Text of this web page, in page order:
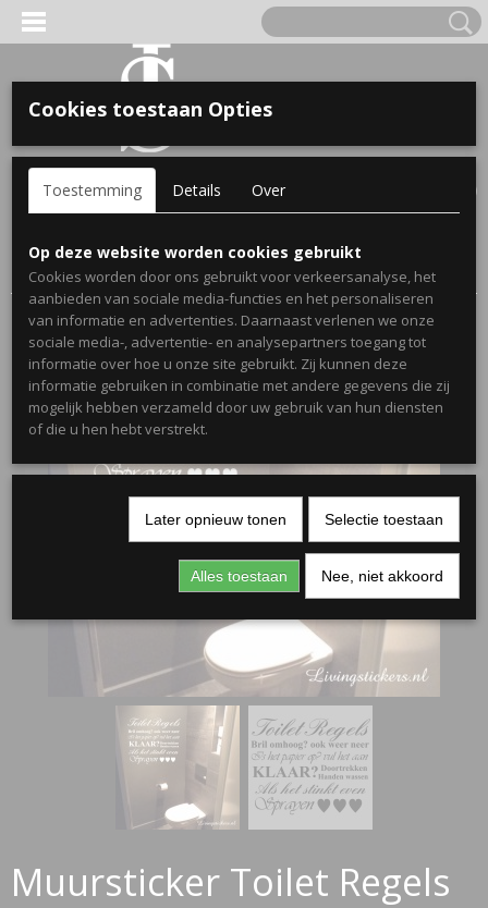
Inloggen Registreren
(0)
Home >Webshop>Stickers>Muurstickers Toilet/Badkamer
Muursticker Toilet Regels
Muursticker Toilet Regels
VOOR KINDEREN
OPA & OMA.
NAAM EN GEBOORTEJAAR
Cookies toestaan Opties
Toestemming Details Over
Op deze website worden cookies gebruikt
Cookies worden door ons gebruikt voor verkeersanalyse, het
aanbieden van sociale media-functies en het personaliseren
van informatie en advertenties. Daarnaast verlenen we onze
sociale media-, advertentie- en analysepartners toegang tot
informatie over hoe u onze site gebruikt. Zij kunnen deze
informatie gebruiken in combinatie met andere gegevens die zij
mogelijk hebben verzameld door uw gebruik van hun diensten
of die u hen hebt verstrekt.
Later opnieuw tonen Selectie toestaan
Alles toestaan Nee, niet akkoord